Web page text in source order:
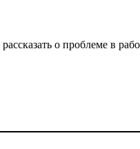
о проблеме в